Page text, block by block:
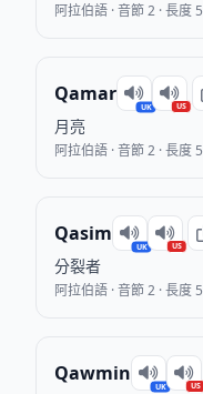
阿拉伯語 · 音節 2 · 長度 5
Qamar
UK US
月亮
阿拉伯語 · 音節 2 · 長度 5
Qasim
UK US
分裂者
阿拉伯語 · 音節 2 · 長度 5
Qawmin
UK US